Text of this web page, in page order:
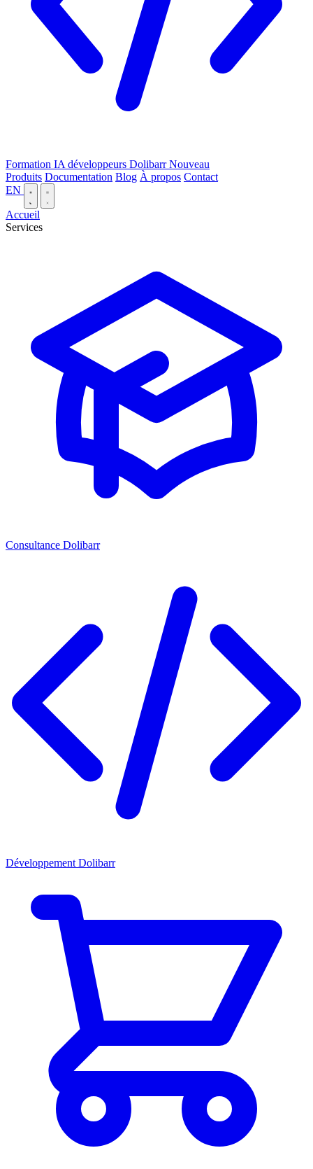
Formation IA développeurs Dolibarr Nouveau
Produits Documentation Blog À propos Contact
EN
Accueil
Services
Consultance Dolibarr
Développement Dolibarr